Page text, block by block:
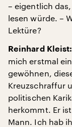
– eigentlich
lesen würde. –
Lektüre?
Reinhard Kleist:
mich erstmal
gewöhnen,
Kreuzschraffur
politischen
herkommt. Er
Mann. Ich hab